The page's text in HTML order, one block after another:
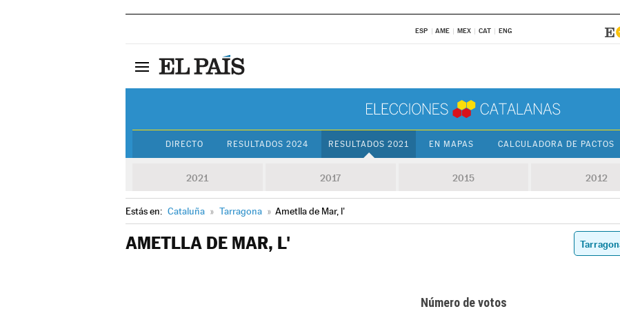
ESP AME MEX CAT ENG
DIRECTO RESULTADOS 2024 RESULTADOS 2021 EN MAPAS CALCULADORA DE PACTOS
2021 2017 2015 2012
Estás en: Cataluña » Tarragona » Ametlla de Mar, l'
AMETLLA DE MAR, L'
Número de votos